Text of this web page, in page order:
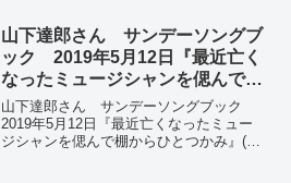
山下達郎さん サンデーソングブ
ック 2019年5月12日『最近亡く
なったミュージシャンを偲んで棚
からひとつかみ』(＃1387)
山下達郎さん サンデーソングブック
2019年5月12日『最近亡くなったミュー
ジシャンを偲んで棚からひとつかみ』(＃